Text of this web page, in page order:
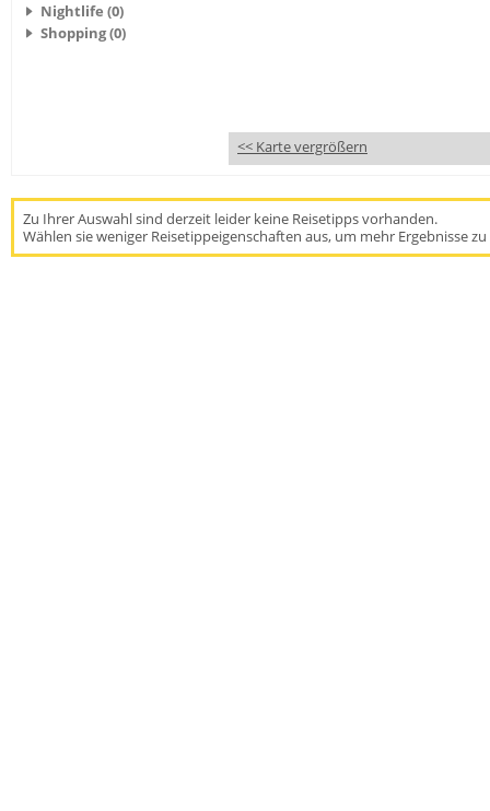
Nightlife (0)
Shopping (0)
<< Karte vergrößern
Zu Ihrer Auswahl sind derzeit leider keine Reisetipps vorhanden.
Wählen sie weniger Reisetippeigenschaften aus, um mehr Ergebnisse